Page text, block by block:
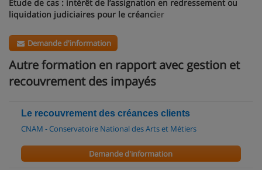
Étude de cas : intérêt de l’assignation en redressement ou
liquidation judiciaires pour le créancier
Demande d'information
Autre formation en rapport avec gestion et
recouvrement des impayés
Le recouvrement des créances clients
CNAM - Conservatoire National des Arts et Métiers
Demande d'information